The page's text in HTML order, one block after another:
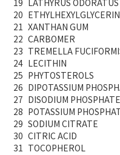
19 LATHYRUS
20 ETHYLHEXYLGLYCERIN
21 XANTHAN GUM
22 CARBOMER
23 TREMELLA
24 LECITHIN
25 PHYTOSTEROLS
26 DIPOTASSIUM
27 DISODIUM PHOSPHATE
28 POTASSIUM
29 SODIUM CITRATE
30 CITRIC ACID
31 TOCOPHEROL